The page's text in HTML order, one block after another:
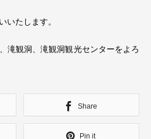
いたします。
滝観洞、滝観洞観光センターをよろ
Share
Pin it